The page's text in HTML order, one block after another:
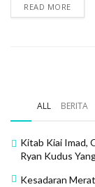
READ MORE
ALL BERITA
Kitab Kiai Imad,
Ryan Kudus
Kesadaran